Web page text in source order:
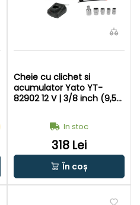
Cheie cu clichet si
acumulator Yato YT-
82902 12 V | 3/8 inch (9,5
carbon | 1 x 2 Ah
acumulator + incarcator |
In cutie de carton original
In stoc
318 Lei
În coș